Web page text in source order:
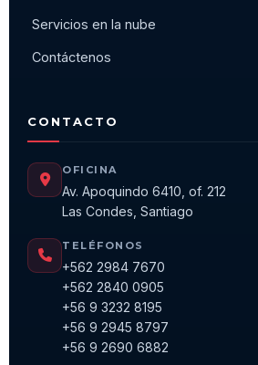
Servicios en la nube
Contáctenos
CONTACTO
OFICINA
Av. Apoquindo 6410, of. 212
Las Condes, Santiago
TELÉFONOS
+562 2984 7670
+562 2840 0905
+56 9 3232 8195
+56 9 2945 8797
+56 9 2690 6882